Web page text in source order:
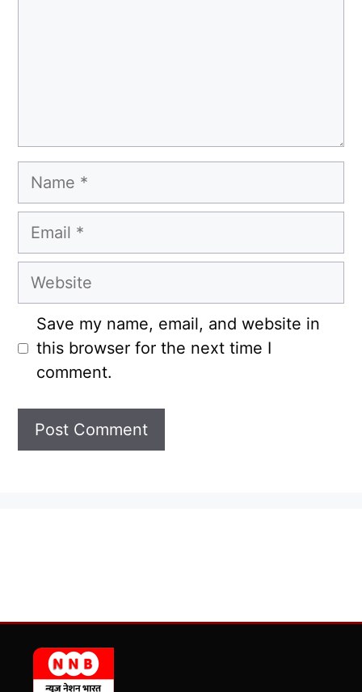
Name
Email
Website
Save my name, email, and website in
this browser for the next time I
comment.